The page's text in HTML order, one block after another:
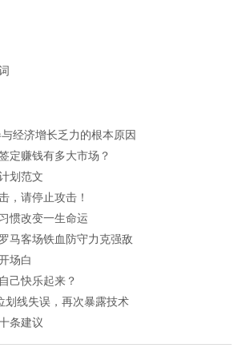
经济增长乏力的根本原因
定赚钱有多大市场？
划范文
，请停止攻击！
惯改变一生命运
马客场铁血防守力克强敌
场白
己快乐起来？
划线失误，再次暴露技术
条建议